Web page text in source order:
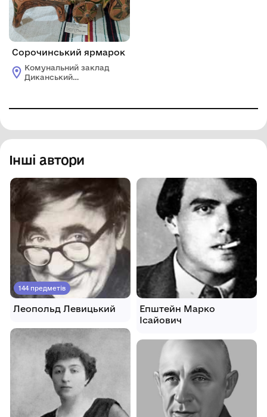
Сорочинський ярмарок
Комунальний заклад
Диканський
Інші автори
144 предметів
Леопольд Левицький
Епштейн Марко
Ісайович